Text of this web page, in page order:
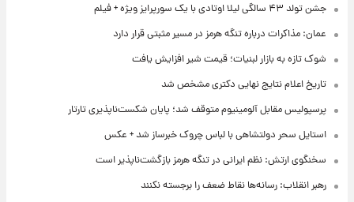
جشن تولد ۴۳ سالگی لیلا اوتادی با یک سورپرایز ویژه + فیلم
عمان: مذاکرات درباره تنگه هرمز در مسیر مثبتی قرار دارد
شوک تازه به بازار لبنیات؛ قیمت شیر افزایش یافت
تاریخ اعلام نتایج نهایی دکتری مشخص شد
پرسپولیس مقابل آلومینیوم متوقف شد؛ پایان شکست‌ناپذیری تارتار
استایل سحر دولتشاهی با لباس چروک خبرساز شد + عکس
سخنگوی ارتش: نظم ایرانی در تنگه هرمز بازگشت‌ناپذیر است
رهبر انقلاب: رسانه‌ها نقاط ضعف را برجسته نکنند